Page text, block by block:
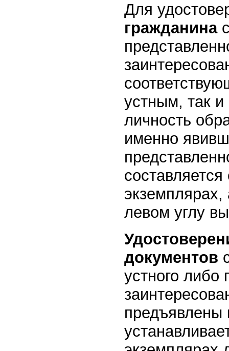
Для
гражданина
устным, так
личность
именно
левом углу
документов
устного либо
предъявлены